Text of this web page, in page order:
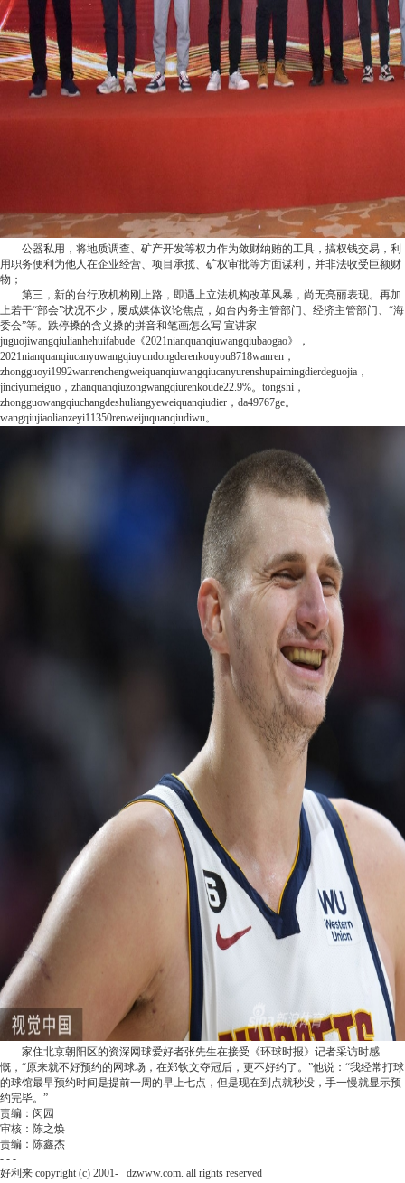
公器私用，将地质调查、矿产开发等权力作为敛财纳贿的工具，搞权钱交易，利
用职务便利为他人在企业经营、项目承揽、矿权审批等方面谋利，并非法收受巨额财
物；
第三，新的台行政机构刚上路，即遇上立法机构改革风暴，尚无亮丽表现。再加
上若干“部会”状况不少，屡成媒体议论焦点，如台内务主管部门、经济主管部门、“海
委会”等。 跌停搡的含义搡的拼音和笔画怎么写 宣讲家
juguojiwangqiulianhehuifabude《2021nianquanqiuwangqiubaogao》，
2021nianquanqiucanyuwangqiuyundongderenkouyou8718wanren，
zhongguoyi1992wanrenchengweiquanqiuwangqiucanyurenshupaimingdierdeguojia，
jinciyumeiguo，zhanquanqiuzongwangqiurenkoude22.9%。tongshi，
zhongguowangqiuchangdeshuliangyeweiquanqiudier，da49767ge。
wangqiujiaolianzeyi11350renweijuquanqiudiwu。
家住北京朝阳区的资深网球爱好者张先生在接受《环球时报》记者采访时感
慨，“原来就不好预约的网球场，在郑钦文夺冠后，更不好约了。”他说：“我经常打球
的球馆最早预约时间是提前一周的早上七点，但是现在到点就秒没，手一慢就显示预
约完毕。”
责编：闵园
审核：陈之焕
责编：陈鑫杰
- - -
好利来 copyright (c) 2001-
dzwww.com. all rights reserved